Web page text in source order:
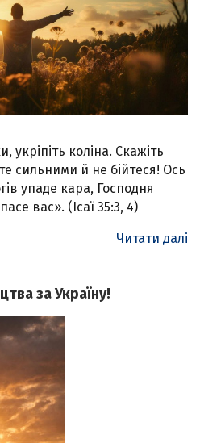
укріпіть коліна. Скажіть
сильними й не бійтеся! Ось
упаде кара, Господня
вас». (Ісаї 35:3, 4)
Читати далі
за Україну!